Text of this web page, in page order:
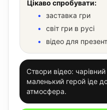
Цікаво спробувати:
заставка гри
світ гри в русі
відео для
Створи відео: чарівний
маленький герой іде
атмосфера.